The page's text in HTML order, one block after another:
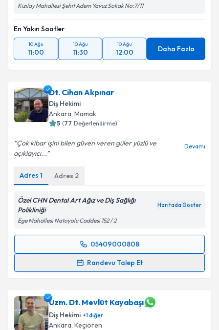
Kızılay Mahallesi Şehit Adem Yavuz Sokak No:7/11
En Yakın Saatler
10 Ağu
11:00
10 Ağu
11:30
10 Ağu
12:00 Daha Fazla
Dt. Cihan Akpınar
Diş Hekimi
Ankara, Mamak
5 (77 Değerlendirme)
Çok kibar işini bilen güven veren güler yüzlü ve
açıklayıcı...
Devamı
Adres 1 Adres 2
Özel CHN Dental Art Ağız ve Diş Sağlığı
Polikliniği
Haritada Göster
Ege Mahallesi Natoyolu Caddesi 152 / 2
05409000808
Randevu Talep Et
Randevu Takvimi Talebi
takvim hazırlandığında e-posta ile bilgilendireceğiz.
E-posta Adresiniz
Uzm. Dt. Mevlüt Kayabaşı
Diş Hekimi +1diğer
Ankara, Keçiören